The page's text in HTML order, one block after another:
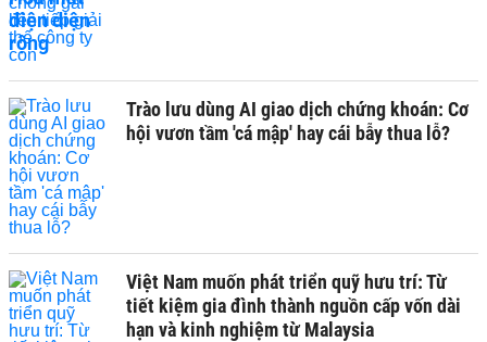
Trào lưu dùng AI giao dịch chứng khoán: Cơ
hội vươn tầm 'cá mập' hay cái bẫy thua lỗ?
Việt Nam muốn phát triển quỹ hưu trí: Từ
tiết kiệm gia đình thành nguồn cấp vốn dài
hạn và kinh nghiệm từ Malaysia